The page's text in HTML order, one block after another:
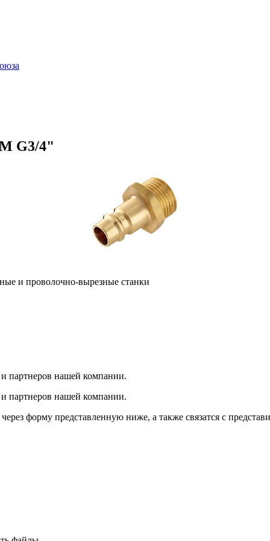
G3/4"
и проволочно-вырезные станки
партнеров нашей компании.
партнеров нашей компании.
форму представленную ниже, а также связатся с